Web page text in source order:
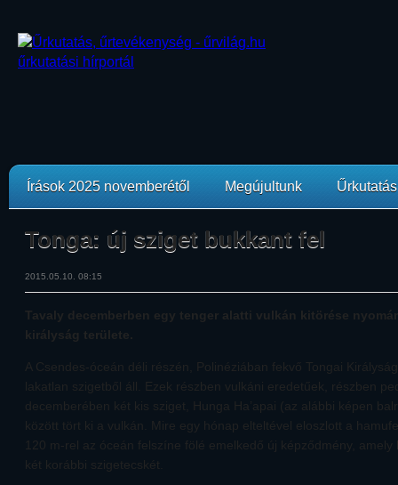
Írások 2025 novemberétől Megújultunk
Tonga: új sziget bukkant fel
2015.05.10. 08:15
Tavaly decemberben egy tenger alatti vulkán kitörése
királyság területe.
A Csendes-óceán déli részén, Polinéziában fekvő Tongai
lakatlan szigetből áll. Ezek részben vulkáni eredetűek, részben
decemberében két kis sziget, Hunga Ha’apai (az alábbi képen
között tört ki a vulkán. Mire egy hónap elteltével eloszlott a
120 m-rel az óceán felszíne fölé emelkedő új képződmény,
két korábbi szigetecskét.